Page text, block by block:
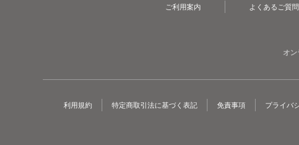
ご利用案内 よくあるご質問
オ
利用規約 特定商取引法に基づく表記 免責事項 プライバ